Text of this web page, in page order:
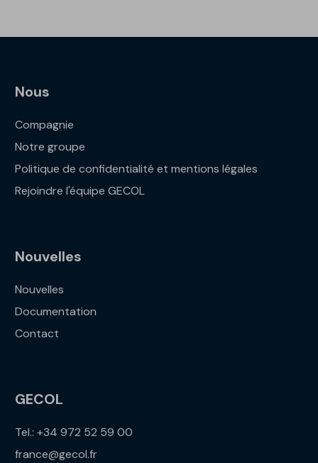
Nous
Compagnie
Notre groupe
Politique de confidentialité et mentions légales
Rejoindre l'équipe GECOL
Nouvelles
Nouvelles
Documentation
Contact
GECOL
Tel.: +34 972 52 59 00
france@gecol.fr